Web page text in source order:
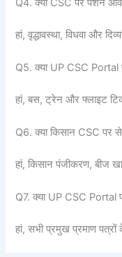
Q4. क्या CSC पर पेंशन
हां, वृद्धावस्था, विधवा और
Q5. क्या UP CSC Portal
हां, बस, ट्रेन और फ्लाइट
Q6. क्या किसान CSC पर
हां, किसान पंजीकरण, बीज
Q7. क्या UP CSC Portal
हां, सभी प्रमुख प्रमाण